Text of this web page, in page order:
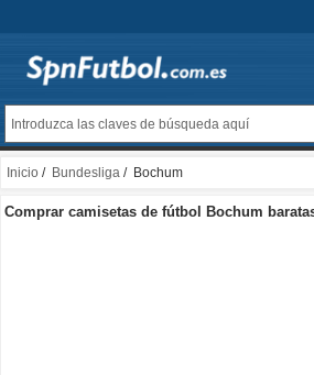
Inicio / Bundesliga / Bochum
Comprar camisetas de fútbol Bochum